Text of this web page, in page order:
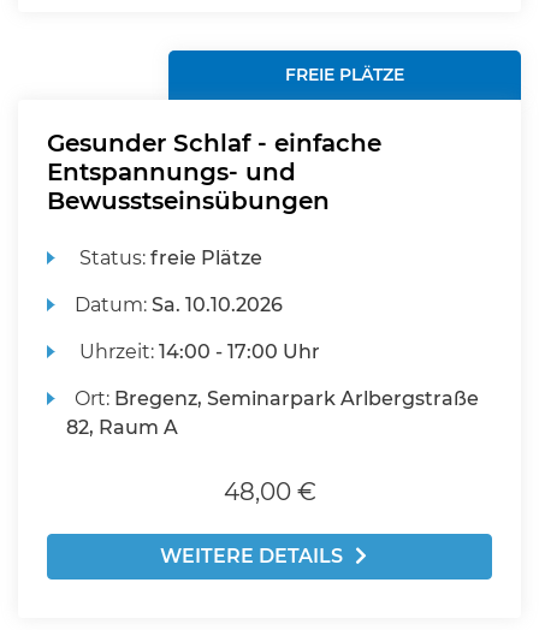
FREIE PLÄTZE
Gesunder Schlaf - einfache
Entspannungs- und
Bewusstseinsübungen
Status:freie Plätze
Datum:Sa. 10.10.2026
Uhrzeit:14:00 - 17:00 Uhr
Ort: Bregenz, Seminarpark Arlbergstraße
82, Raum A
48,00 €
WEITERE DETAILS